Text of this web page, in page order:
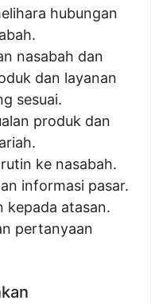
hubungan
nasabah dan
dan layanan
sesuai.
produk dan
ke nasabah.
informasi pasar.
kepada atasan.
pertanyaan